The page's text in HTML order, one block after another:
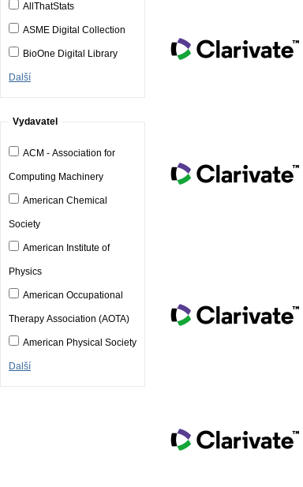
AllThatStats
ASME Digital Collection
BioOne Digital Library
Další
Vydavatel
ACM - Association for
Computing Machinery
American Chemical
Society
American Institute of
Physics
American Occupational
Therapy Association (AOTA)
American Physical Society
Další